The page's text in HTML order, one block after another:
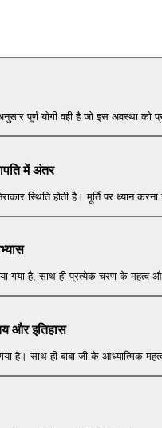
पूर्ण योगी वही है जो इस अवस्था को
में अंतर
स्थिति होती है। मूर्ति पर ध्यान करना
गया है, साथ ही प्रत्येक चरण के महत्व
और इतिहास
है। साथ ही बाबा जी के आध्यात्मिक